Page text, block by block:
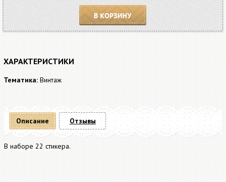
В корзину
ХАРАКТЕРИСТИКИ
Тематика: Винтаж
Описание
В наборе 22 стикера.
Отзывы